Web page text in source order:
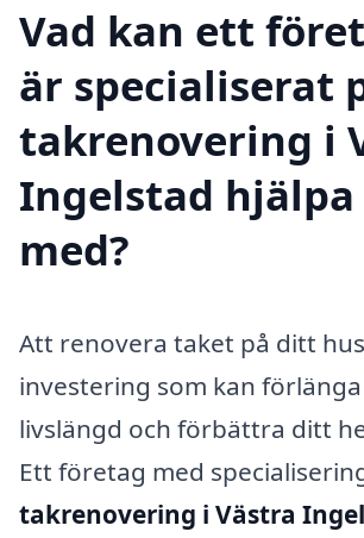
Vad kan ett
är specialiserat
takrenovering i
Ingelstad
med?
Att renovera taket på ditt
investering som kan
livslängd och förbättra ditt
Ett företag med
takrenovering i Västra